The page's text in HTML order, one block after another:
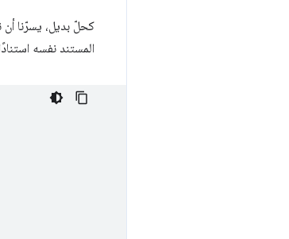
كحلّ بديل، يسرّنا أن
المستند نفسه